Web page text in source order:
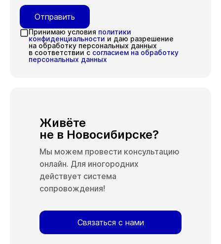
Принимаю условия политики
конфиденциальности и даю разрешение
на обработку персональных данных
в соответствии с согласием на обработку
персональных данных
Отправить
Живёте
не в Новосибирске?
Мы можем провести консультацию
онлайн. Для иногородних
действует система
сопровождения!
Связаться с нами